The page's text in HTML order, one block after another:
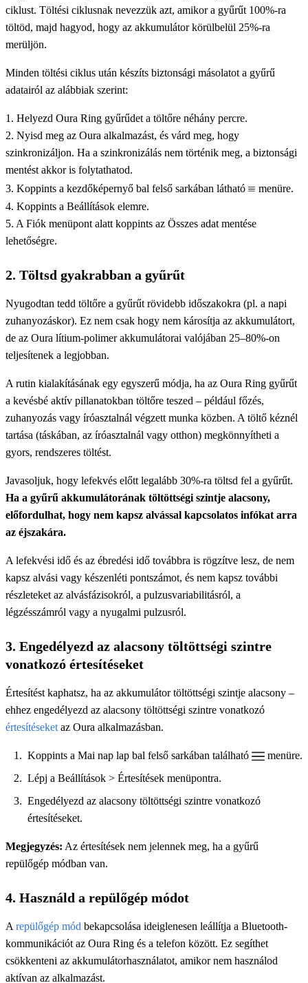
ciklust. Töltési ciklusnak nevezzük azt, amikor a gyűrűt 100%-ra
töltöd, majd hagyod, hogy az akkumulátor körülbelül 25%-ra
merüljön.
Minden töltési ciklus után készíts biztonsági másolatot a gyűrű
adatairól az alábbiak szerint:
1. Helyezd Oura Ring gyűrűdet a töltőre néhány percre.
2. Nyisd meg az Oura alkalmazást, és várd meg, hogy
szinkronizáljon. Ha a szinkronizálás nem történik meg, a biztonsági
mentést akkor is folytathatod.
3. Koppints a kezdőképernyő bal felső sarkában látható
menüre.
4. Koppints a Beállítások elemre.
5. A Fiók menüpont alatt koppints az Összes adat mentése
lehetőségre.
2. Töltsd gyakrabban a gyűrűt
Nyugodtan tedd töltőre a gyűrűt rövidebb időszakokra (pl. a napi
zuhanyozáskor). Ez nem csak hogy nem károsítja az akkumulátort,
de az Oura lítium-polimer akkumulátorai valójában 25–80%-on
teljesítenek a legjobban.
A rutin kialakításának egy egyszerű módja, ha az Oura Ring gyűrűt
a kevésbé aktív pillanatokban töltőre teszed – például főzés,
zuhanyozás vagy íróasztalnál végzett munka közben. A töltő kéznél
tartása (táskában, az íróasztalnál vagy otthon) megkönnyítheti a
gyors, rendszeres töltést.
Javasoljuk, hogy lefekvés előtt legalább 30%-ra töltsd fel a gyűrűt.
Ha a gyűrű akkumulátorának töltöttségi szintje alacsony,
előfordulhat, hogy nem kapsz alvással kapcsolatos infókat arra
az éjszakára.
A lefekvési idő és az ébredési idő továbbra is rögzítve lesz, de nem
kapsz alvási vagy készenléti pontszámot, és nem kapsz további
részleteket az alvásfázisokról, a pulzusvariabilitásról, a
légzésszámról vagy a nyugalmi pulzusról.
3. Engedélyezd az alacsony töltöttségi szintre
vonatkozó értesítéseket
Értesítést kaphatsz, ha az akkumulátor töltöttségi szintje alacsony –
ehhez engedélyezd az alacsony töltöttségi szintre vonatkozó
értesítéseket az Oura alkalmazásban.
Koppints a Mai nap lap bal felső sarkában található
menüre.
Lépj a Beállítások > Értesítések menüpontra.
Engedélyezd az alacsony töltöttségi szintre vonatkozó
értesítéseket.
Megjegyzés: Az értesítések nem jelennek meg, ha a gyűrű
repülőgép módban van.
4. Használd a repülőgép módot
A repülőgép mód bekapcsolása ideiglenesen leállítja a Bluetooth-
kommunikációt az Oura Ring és a telefon között. Ez segíthet
csökkenteni az akkumulátorhasználatot, amikor nem használod
aktívan az alkalmazást.